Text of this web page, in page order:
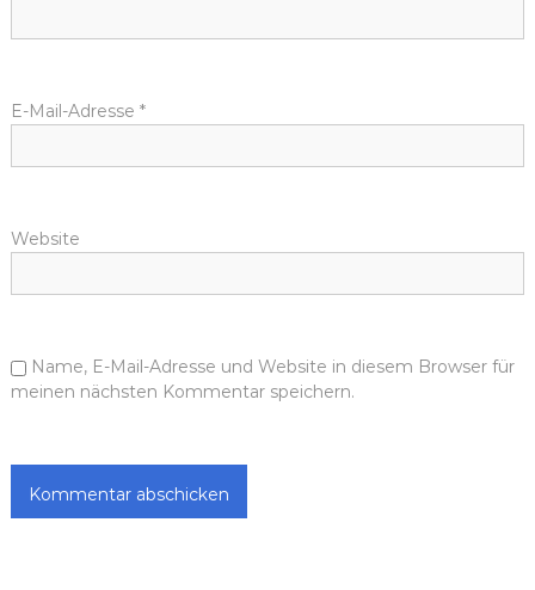
E-Mail-Adresse *
Website
Name, E-Mail-Adresse und Website in diesem Browser für
meinen nächsten Kommentar speichern.